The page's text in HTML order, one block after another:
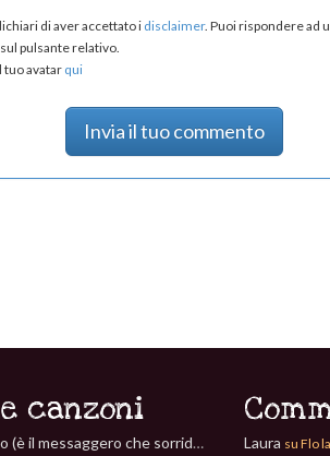
di aver accettato i disclaimer. Puoi rispondere ad
pulsante relativo.
tuo avatar qui
Invia il tuo commento
canzoni
L’arcobaleno (è il messaggero che sorride) (Paolo Vezzaro)
Laura su Flo